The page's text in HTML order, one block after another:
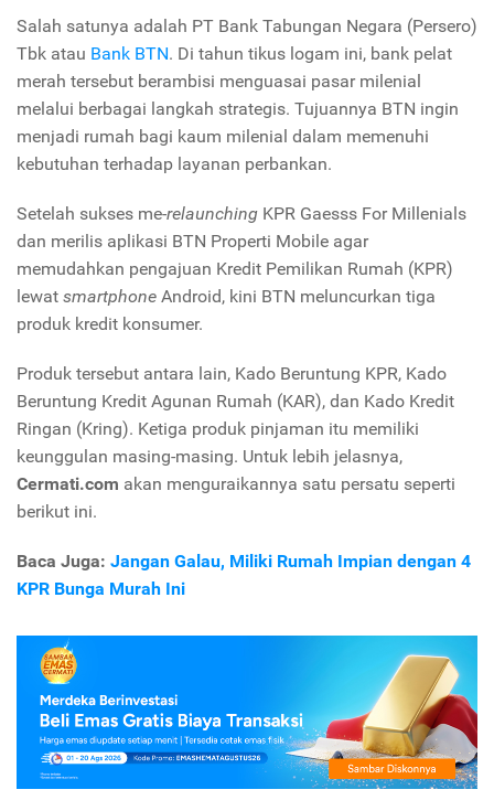
Salah satunya adalah PT Bank Tabungan Negara (Persero)
Tbk atau Bank BTN. Di tahun tikus logam ini, bank pelat
merah tersebut berambisi menguasai pasar milenial
melalui berbagai langkah strategis. Tujuannya BTN ingin
menjadi rumah bagi kaum milenial dalam memenuhi
kebutuhan terhadap layanan perbankan.
Setelah sukses me-relaunching KPR Gaesss For Millenials
dan merilis aplikasi BTN Properti Mobile agar
memudahkan pengajuan Kredit Pemilikan Rumah (KPR)
lewat smartphone Android, kini BTN meluncurkan tiga
produk kredit konsumer.
Produk tersebut antara lain, Kado Beruntung KPR, Kado
Beruntung Kredit Agunan Rumah (KAR), dan Kado Kredit
Ringan (Kring). Ketiga produk pinjaman itu memiliki
keunggulan masing-masing. Untuk lebih jelasnya,
Cermati.com akan menguraikannya satu persatu seperti
berikut ini.
Baca Juga: Jangan Galau, Miliki Rumah Impian dengan 4
KPR Bunga Murah Ini